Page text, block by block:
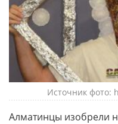
Источник фото:
Алматинцы изобрели